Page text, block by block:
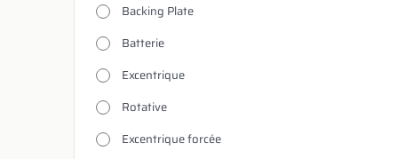
Backing Plate
Batterie
Excentrique
Rotative
Excentrique forcée